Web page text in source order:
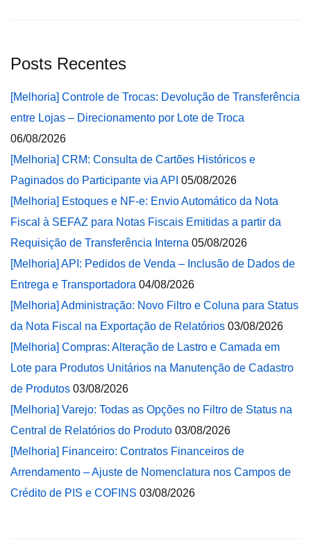
Posts Recentes
[Melhoria] Controle de Trocas: Devolução de Transferência
entre Lojas – Direcionamento por Lote de Troca
06/08/2026
[Melhoria] CRM: Consulta de Cartões Históricos e
Paginados do Participante via API 05/08/2026
[Melhoria] Estoques e NF-e: Envio Automático da Nota
Fiscal à SEFAZ para Notas Fiscais Emitidas a partir da
Requisição de Transferência Interna 05/08/2026
[Melhoria] API: Pedidos de Venda – Inclusão de Dados de
Entrega e Transportadora 04/08/2026
[Melhoria] Administração: Novo Filtro e Coluna para Status
da Nota Fiscal na Exportação de Relatórios 03/08/2026
[Melhoria] Compras: Alteração de Lastro e Camada em
Lote para Produtos Unitários na Manutenção de Cadastro
de Produtos 03/08/2026
[Melhoria] Varejo: Todas as Opções no Filtro de Status na
Central de Relatórios do Produto 03/08/2026
[Melhoria] Financeiro: Contratos Financeiros de
Arrendamento – Ajuste de Nomenclatura nos Campos de
Crédito de PIS e COFINS 03/08/2026